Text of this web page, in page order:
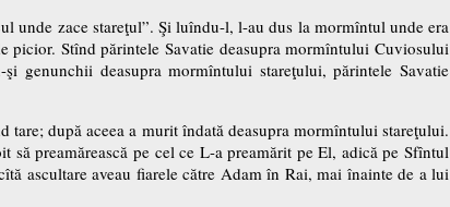
unde zace stareţul”. Şi luîndu-l, l-au dus la mormîntul unde era
Stînd părintele Savatie deasupra mormîntului Cuviosului
genunchii deasupra mormîntului stareţului, părintele Savatie
tare; după aceea a murit îndată deasupra mormîntului stareţului.
preamărească pe cel ce L-a preamărit pe El, adică pe Sfîntul
ascultare aveau fiarele către Adam în Rai, mai înainte de a lui